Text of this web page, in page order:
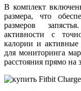
В комплект
размера, что
размеров
активности с
калории и
для мониторинга
расстояния прямо на